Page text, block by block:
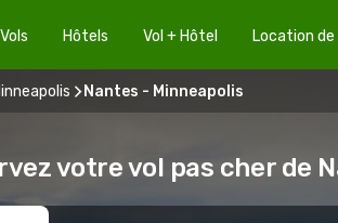
Vols Hôtels Vol + Hôtel Location
Nantes - Minneapolis
votre vol pas cher de